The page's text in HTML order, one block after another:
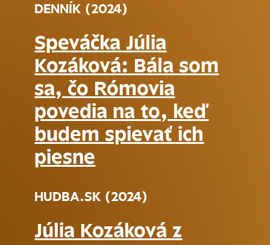
DENNÍK (2024)
Speváčka Júlia
Kozáková: Bála som
sa, čo Rómovia
povedia na to, keď
budem spievať ich
piesne
HUDBA.SK (2024)
Júlia Kozáková z